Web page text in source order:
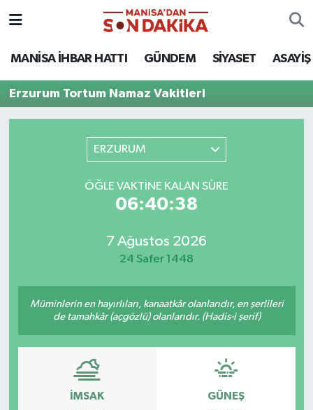
MANİSA İHBAR HATTI GÜNDEM SİYASET ASAYİŞ
Erzurum Tortum Namaz Vakitleri
ERZURUM
ÖĞLE VAKTINE KALAN SÜRE
06:40:38
7 Ağustos 2026
24 Safer 1448
Müminlerin en hayırlıları, kanaatkâr olanlarıdır, en şerlileri
de tamahkâr (açgözlü) olanlarıdır. (Hadis-i şerif)
İMSAK GÜNEŞ
ASAYİŞ
GÜNDEM
MAGAZİN
MANİSA'DA TRAFİK
YAŞAM
GİZLİLİK SÖZLEŞMESİ
İLETİŞİM
Hava Durumu
Trafik Durumu
Tüm Manşetler
Son Dakika Haberleri